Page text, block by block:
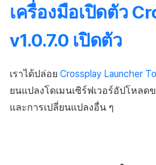
เครื่องมือเปิดตัว
v1.0.7.0 เปิดตัว
เราได้ปล่อย Crossplay Launcher
ยนแปลงโดเมนเซิร์ฟเวอร์อัปโหลดข
และการเปลี่ยนแปลงอื่น ๆ